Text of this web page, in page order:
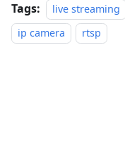
Tags: live streaming
ip camera
rtsp